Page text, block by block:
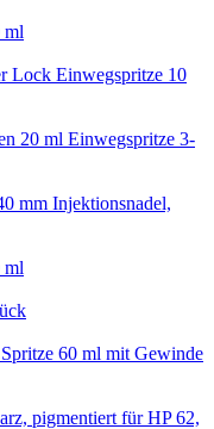
ml
Einwegspritze 10
Einwegspritze 3-
Injektionsnadel,
ml
Spritze 60 ml mit Gewinde